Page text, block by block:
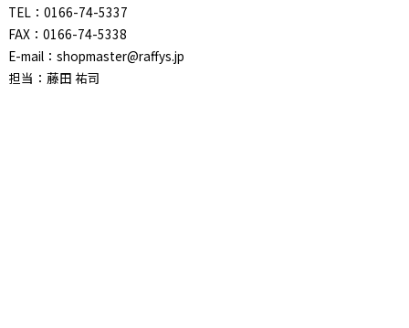
TEL：0166-74-5337
FAX：0166-74-5338
E-mail：shopmaster@raffys.jp
担当：藤田 祐司